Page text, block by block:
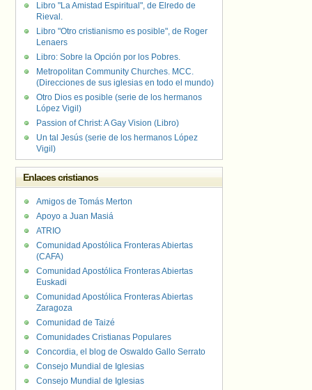
Libro "La Amistad Espiritual", de Elredo de
Rieval.
Libro "Otro cristianismo es posible", de Roger
Lenaers
Libro: Sobre la Opción por los Pobres.
Metropolitan Community Churches. MCC.
(Direcciones de sus iglesias en todo el mundo)
Otro Dios es posible (serie de los hermanos
López Vigil)
Passion of Christ: A Gay Vision (Libro)
Un tal Jesús (serie de los hermanos López
Vigil)
Enlaces cristianos
Amigos de Tomás Merton
Apoyo a Juan Masiá
ATRIO
Comunidad Apostólica Fronteras Abiertas
(CAFA)
Comunidad Apostólica Fronteras Abiertas
Euskadi
Comunidad Apostólica Fronteras Abiertas
Zaragoza
Comunidad de Taizé
Comunidades Cristianas Populares
Concordia, el blog de Oswaldo Gallo Serrato
Consejo Mundial de Iglesias
Consejo Mundial de Iglesias